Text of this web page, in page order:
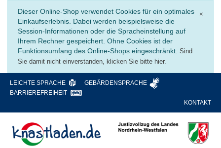
×
Dieser Online-Shop verwendet Cookies für ein optimales
Einkaufserlebnis. Dabei werden beispielsweise die
Session-Informationen oder die Spracheinstellung auf
Ihrem Rechner gespeichert. Ohne Cookies ist der
Funktionsumfang des Online-Shops eingeschränkt. Sind
Sie damit nicht einverstanden, klicken Sie bitte hier.
LEICHTE SPRACHE
GEBÄRDENSPRACHE
BARRIEREFREIHEIT
KONTAKT